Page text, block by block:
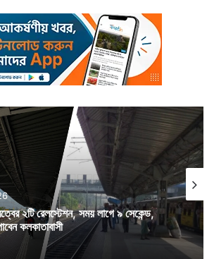
১৬ বছরের এক কিশোর অবশ্য পরে বাড়ি
২টি রেলস্টেশন, সময় লাগে ৯ সেকেন্ড,
কলকাতাবাসী